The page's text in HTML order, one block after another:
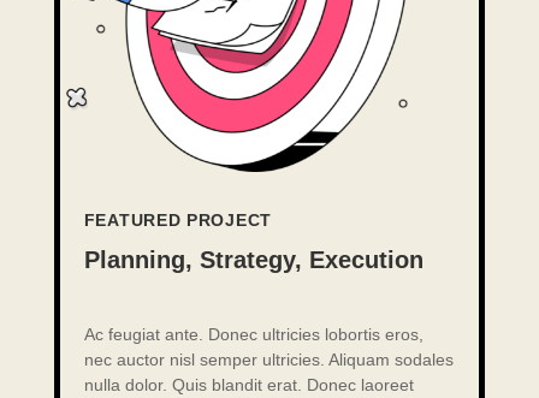
FEATURED PROJECT
Planning, Strategy, Execution
Ac feugiat ante. Donec ultricies lobortis eros,
nec auctor nisl semper ultricies. Aliquam sodales
nulla dolor. Quis blandit erat. Donec laoreet